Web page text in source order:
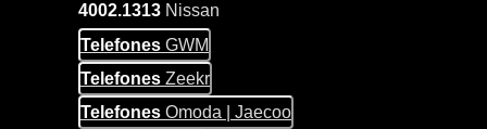
4002.1313 Nissan
Telefones GWM
Telefones Zeekr
Telefones Omoda | Jaecoo